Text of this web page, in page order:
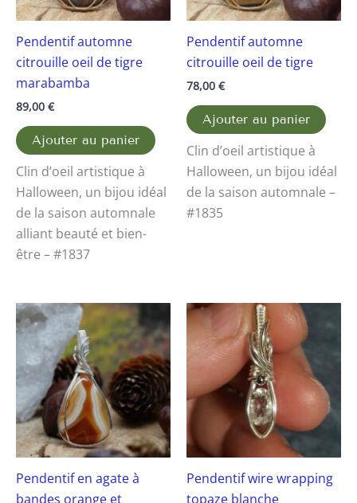
Pendentif automne
citrouille oeil de tigre
marabamba
89,00 €
Ajouter au panier
Clin d’oeil artistique à
Halloween, un bijou idéal
de la saison automnale
alliant beauté et bien-
être – #1837
Pendentif automne
citrouille oeil de tigre
78,00 €
Ajouter au panier
Clin d’oeil artistique à
Halloween, un bijou idéal
de la saison automnale –
#1835
Pendentif en agate à
bandes orange et
Pendentif wire wrapping
topaze blanche